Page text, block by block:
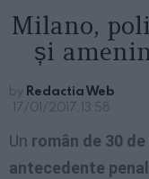
Milano,
și
by Redactia Web
17/01/2017, 13:58
Un român de 30 de
antecedente